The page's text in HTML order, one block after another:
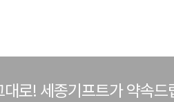
대로! 세종기프트가 약속드